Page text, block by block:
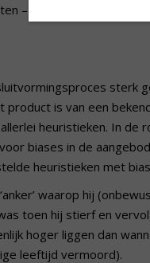
– de meeste
sterk
is van een
heuristieken. In de
biases in de
heuristieken met
waarop hij
toen hij stierf en
hoger liggen dan
leeftijd vermoord).